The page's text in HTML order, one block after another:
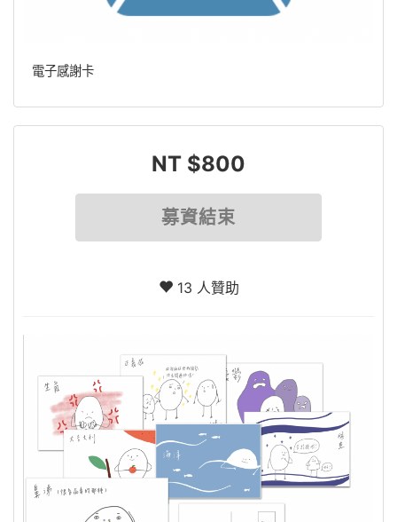
電子感謝卡
NT $800
募資結束
13 人贊助